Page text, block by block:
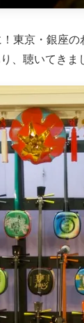
東京・銀座
、聴いてきま